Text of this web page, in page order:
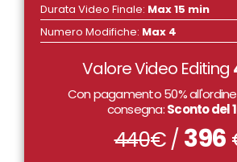
Durata Video Finale: Max 15 min
Numero Modifiche: Max 4
Valore Video Editing
Con pagamento 50%
consegna:Sconto del
440€ / 396